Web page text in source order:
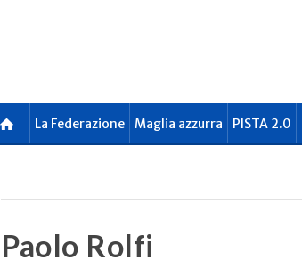
La Federazione Maglia azzurra PISTA 2.0
Paolo Rolfi